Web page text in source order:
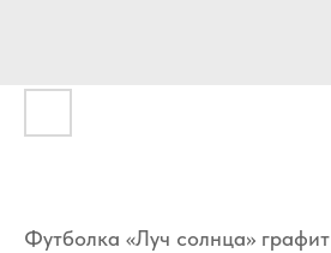
Футболка «Луч солнца» графит